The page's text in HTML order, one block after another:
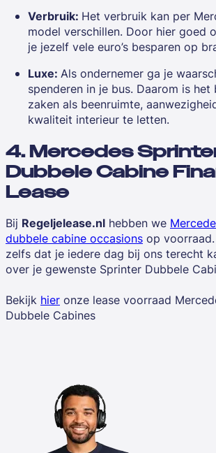
Verbruik: Het verbruik kan per
model verschillen. Door hier goed
je jezelf vele euro’s besparen op
Luxe: Als ondernemer ga je
spenderen in je bus. Daarom is
zaken als beenruimte,
kwaliteit interieur te letten.
4. Mercedes
Dubbele Cabine
Lease
Bij Regeljelease.nl hebben we
dubbele cabine occasions op
zelfs dat je iedere dag bij ons terecht
over je gewenste Sprinter Dubbele
Bekijk hier onze lease voorraad
Dubbele Cabines